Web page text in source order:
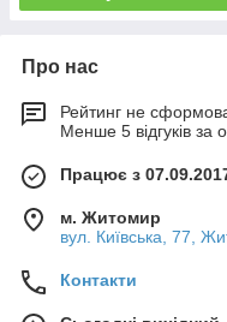
Про нас
Рейтинг не
Менше 5 відгуків за
Працює з
м. Житомир
вул. Київська, 77,
Контакти